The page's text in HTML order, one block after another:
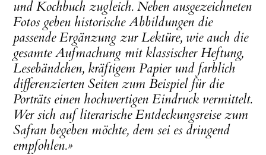
und Kochbuch zugleich. Neben ausgezeichneten
Fotos geben historische Abbildungen die
passende Ergänzung zur Lektüre, wie auch die
gesamte Aufmachung mit klassischer Heftung,
Lesebändchen, kräftigem Papier und farblich
differenzierten Seiten zum Beispiel für die
Porträts einen hochwertigen Eindruck vermittelt.
Wer sich auf literarische Entdeckungsreise zum
Safran begeben möchte, dem sei es dringend
empfohlen.»